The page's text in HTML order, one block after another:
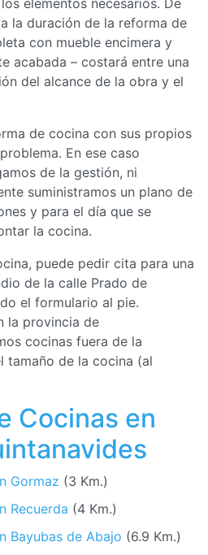
elementos necesarios. De
la duración de la reforma de
con mueble encimera y
acabada – costará entre una
del alcance de la obra y el
de cocina con sus propios
En ese caso
de la gestión, ni
suministramos un plano de
y para el día que se
la cocina.
puede pedir cita para una
de la calle Prado de
el formulario al pie.
la provincia de
cocinas fuera de la
tamaño de la cocina (al
Cocinas en
Reformas de Cocinas en Gormaz (3 Km.)
Reformas de Cocinas en Recuerda (4 Km.)
Reformas de Cocinas en Bayubas de Abajo (6.9 Km.)